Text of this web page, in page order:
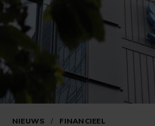
NIEUWS / FINANCIEEL